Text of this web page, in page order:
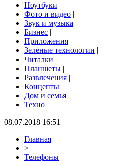
Ноутбуки |
Фото и видео |
Звук и музыка |
Бизнес |
Приложения |
Зеленые технологии |
Читалки |
Планшеты |
Развлечения |
Концепты |
Дом и семья |
Техно
08.07.2018 16:51
Главная
>
Телефоны